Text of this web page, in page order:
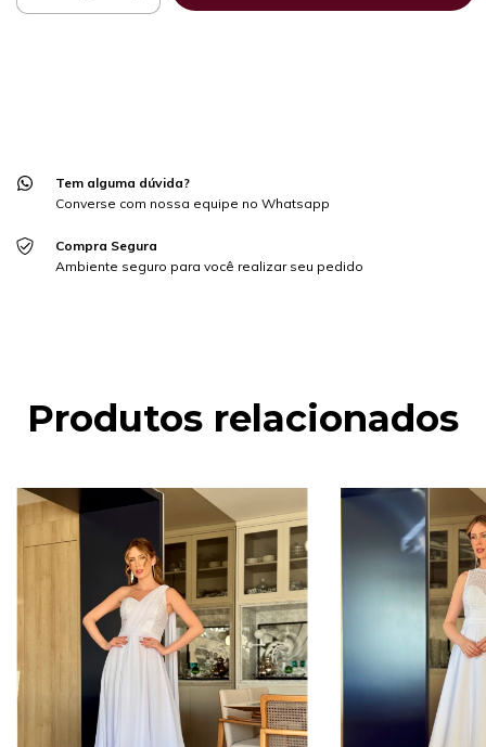
Tem alguma dúvida?
Converse com nossa equipe no Whatsapp
Compra Segura
Ambiente seguro para você realizar seu pedido
Produtos relacionados